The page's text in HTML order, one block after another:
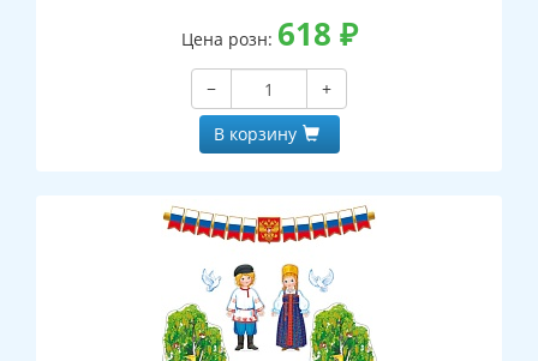
Цена розн: 618 ₽
−
+
В корзину